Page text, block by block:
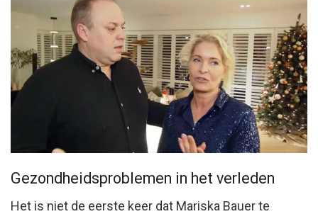
Gezondheidsproblemen in het verleden
Het is niet de eerste keer dat Mariska Bauer te